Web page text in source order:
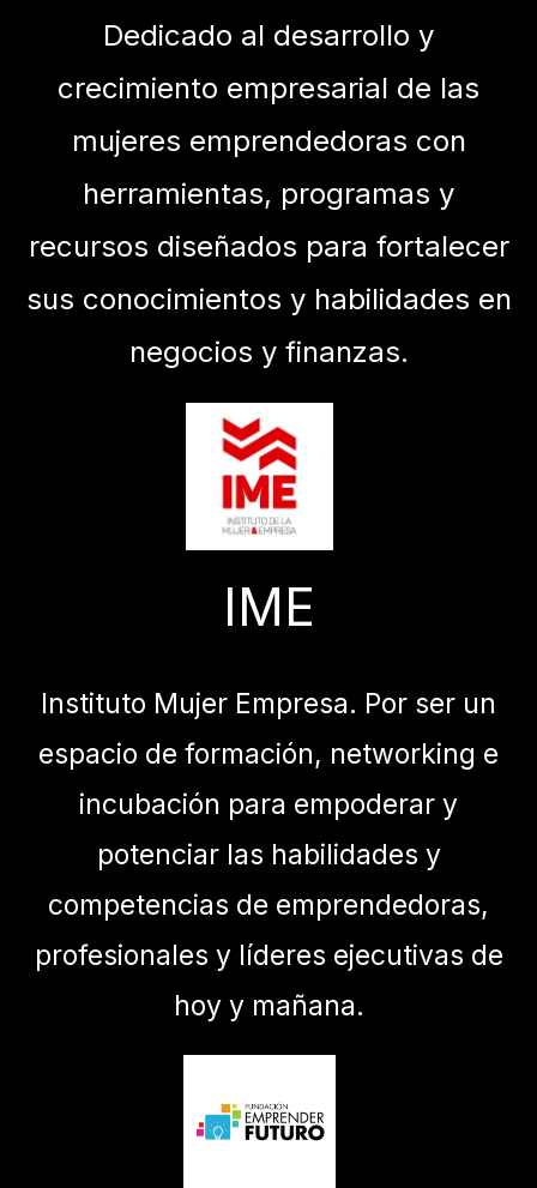
Dedicado al desarrollo y
crecimiento empresarial de las
mujeres emprendedoras con
herramientas, programas y
recursos diseñados para fortalecer
sus conocimientos y habilidades en
negocios y finanzas.
IME
Instituto Mujer Empresa. Por ser un
espacio de formación, networking e
incubación para empoderar y
potenciar las habilidades y
competencias de emprendedoras,
profesionales y líderes ejecutivas de
hoy y mañana.